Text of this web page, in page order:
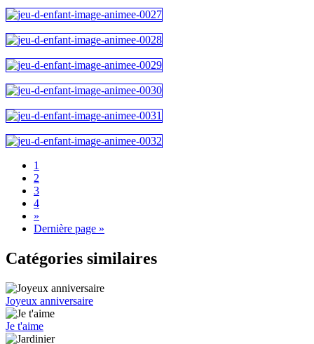
1
2
3
4
»
Dernière page »
Catégories similaires
Joyeux anniversaire
Je t'aime